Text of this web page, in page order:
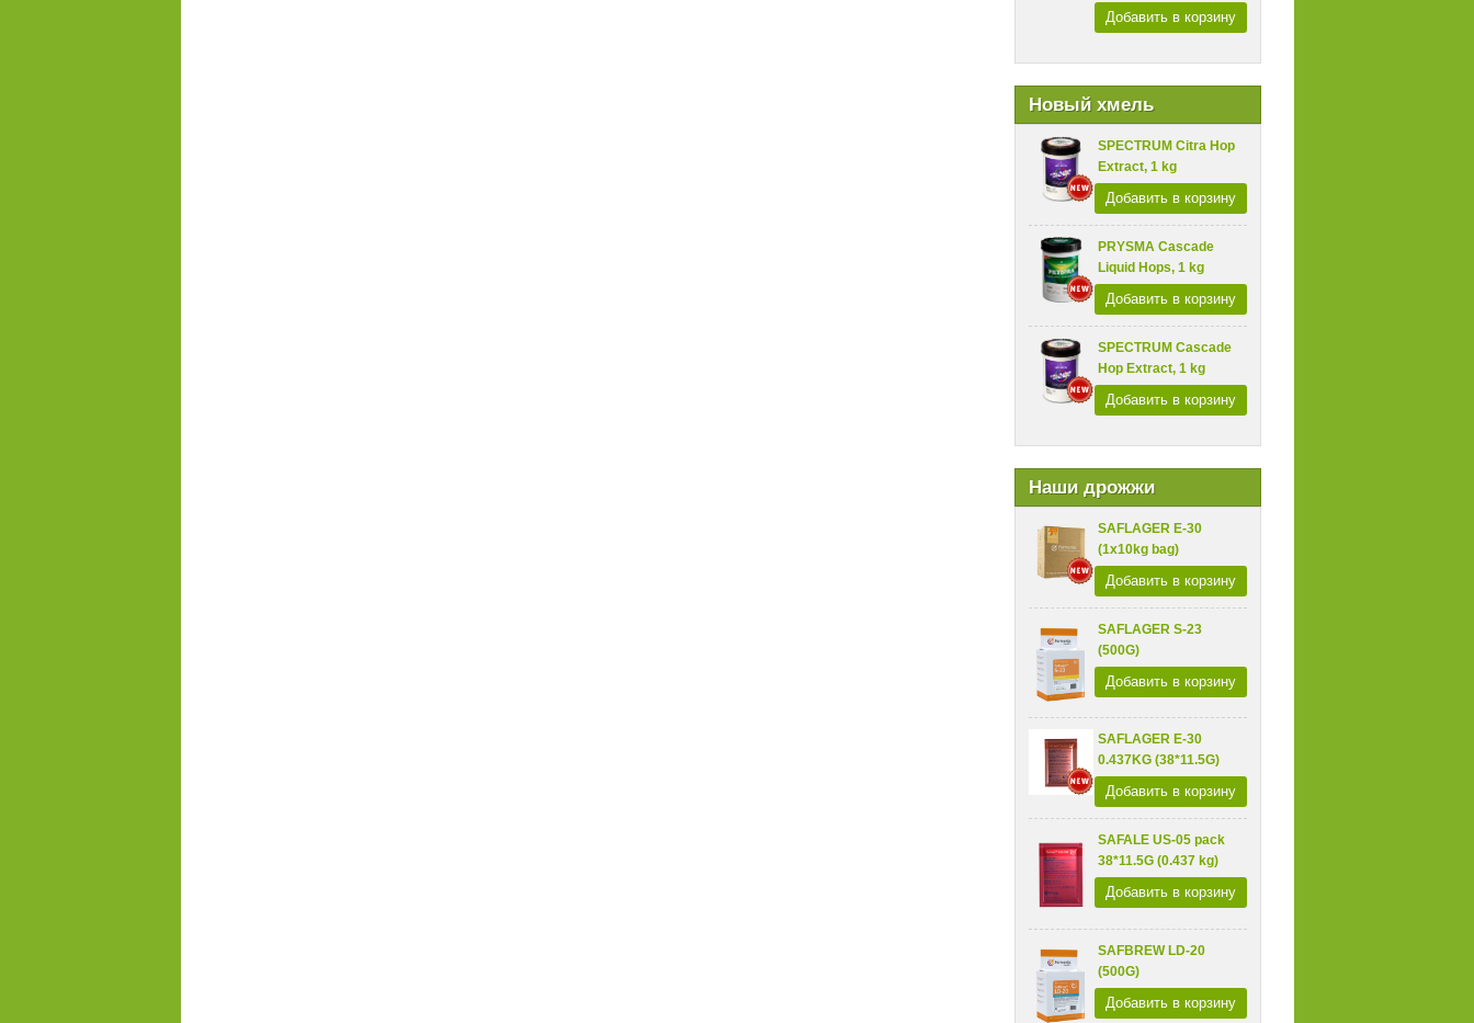
Добавить в корзину
Новый хмель
SPECTRUM Citra Hop
Extract, 1 kg
Добавить в корзину
PRYSMA Cascade
Liquid Hops, 1 kg
Добавить в корзину
SPECTRUM Cascade
Hop Extract, 1 kg
Добавить в корзину
Наши дрожжи
SAFLAGER E-30
(1x10kg bag)
Добавить в корзину
SAFLAGER S-23
(500G)
Добавить в корзину
SAFLAGER E-30
0.437KG (38*11.5G)
Добавить в корзину
SAFALE US-05 pack
38*11.5G (0.437 kg)
Добавить в корзину
SAFBREW LD-20
(500G)
Добавить в корзину